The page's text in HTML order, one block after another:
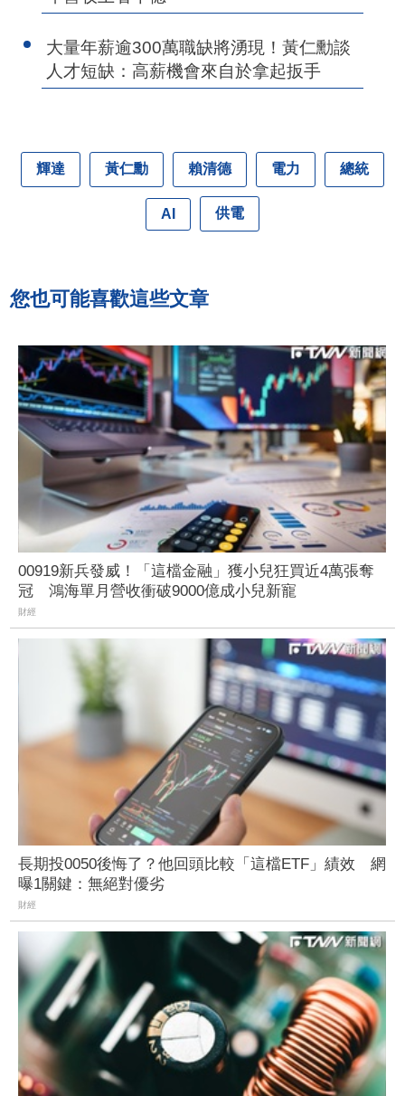
大量年薪逾300萬職缺將湧現！黃仁勳談
人才短缺：高薪機會來自於拿起扳手
輝達 黃仁勳 賴清德 電力 總統
AI 供電
您也可能喜歡這些文章
00919新兵發威！「這檔金融」獲小兒狂買近4萬張奪
冠 鴻海單月營收衝破9000億成小兒新寵
財經
長期投0050後悔了？他回頭比較「這檔ETF」績效 網
曝1關鍵：無絕對優劣
財經